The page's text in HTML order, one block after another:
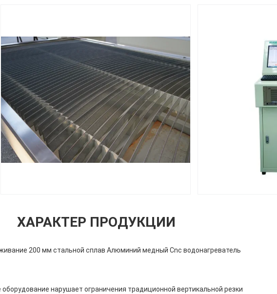
ХАРАКТЕР ПРОДУКЦИИ
200 мм стальной сплав Алюминий медный Cnc водонагреватель
нарушает ограничения традиционной вертикальной резки